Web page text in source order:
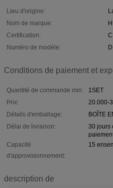
Lieu d'origine:
Nom de marque:
Certification:
Numéro de modèle:
Conditions de paiement et
Quantité de commande min:
1SET
Prix:
20.000-
Détails d'emballage:
BOÎTE
Délai de livraison:
30 jours
Capacité
d'approvisionnement:
15
description de